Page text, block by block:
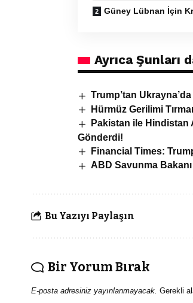
Güney Lübnan İçin
Ayrıca Şunları
Trump’tan Ukrayna’da
Hürmüz Gerilimi
Pakistan ile Hindistan
Gönderdi!
Financial Times:
ABD Savunma
Bu Yazıyı Paylaşın
Bir Yorum Bırak
E-posta adresiniz yayınlanmayacak. Gerekli